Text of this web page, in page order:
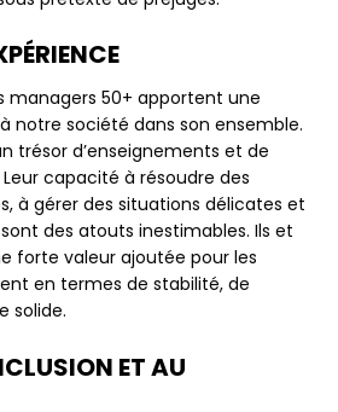
managers 50+ apportent une
notre société dans son ensemble.
trésor d’enseignements et de
capacité à résoudre des
à gérer des situations délicates et
des atouts inestimables. Ils et
forte valeur ajoutée pour les
en termes de stabilité, de
solide.
ET AU